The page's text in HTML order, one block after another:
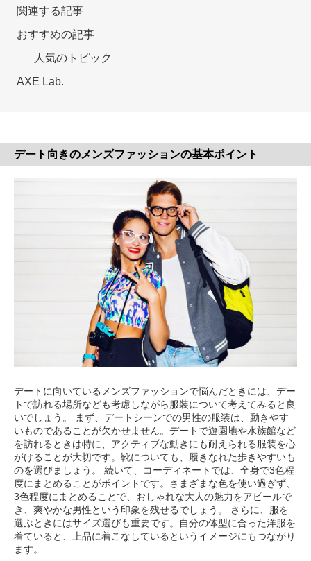
関連する記事
おすすめの記事
人気のトピック
AXE Lab.
デート向きのメンズファッションの基本ポイント
デートに向いているメンズファッションで悩んだときには、デー
トで訪れる場所なども考慮しながら服装について考えてみると良
いでしょう。 まず、デートシーンでの男性の服装は、動きやす
いものであることが欠かせません。デートで遊園地や水族館など
を訪れるときは特に、アクティブな動きにも耐えられる服装を心
がけることが大切です。靴についても、履きなれた歩きやすいも
のを選びましょう。 続いて、コーディネートでは、全身で3色程
度にまとめることがポイントです。さまざまな色を使い過ぎず、
3色程度にまとめることで、おしゃれな大人の魅力をアピールで
き、爽やかな男性という印象を残せるでしょう。 さらに、服を
選ぶときにはサイズ選びも重要です。自分の体型に合った洋服を
着ていると、上品に着こなしているというイメージにもつながり
ます。